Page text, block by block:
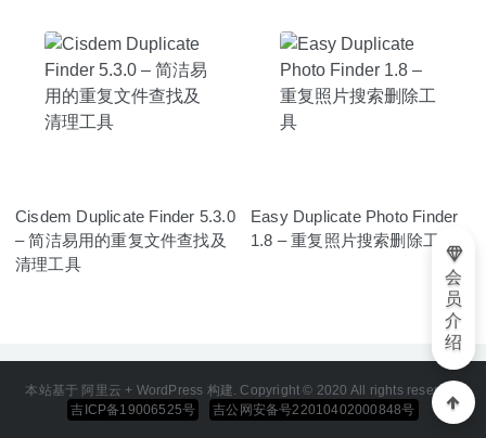
Cisdem Duplicate Finder 5.3.0
– 简洁易用的重复文件查找及
清理工具
Easy Duplicate Photo Finder
1.8 – 重复照片搜索删除工具
本站基于 阿里云 + WordPress 构建. Copyright © 2020 All rights reserved
吉ICP备19006525号
吉公网安备号22010402000848号
会
员
介
绍